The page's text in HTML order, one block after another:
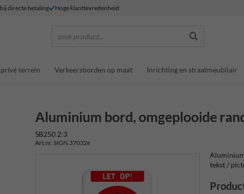
directe betaling Hoge klanttevredenheid
zoek product...
privé terrein Verkeersborden op maat Inrichting en straatmeubilair
Aluminium bord, omgeplooide
SB250 2:3
Art.nr. SIGN.37032e
tekst /